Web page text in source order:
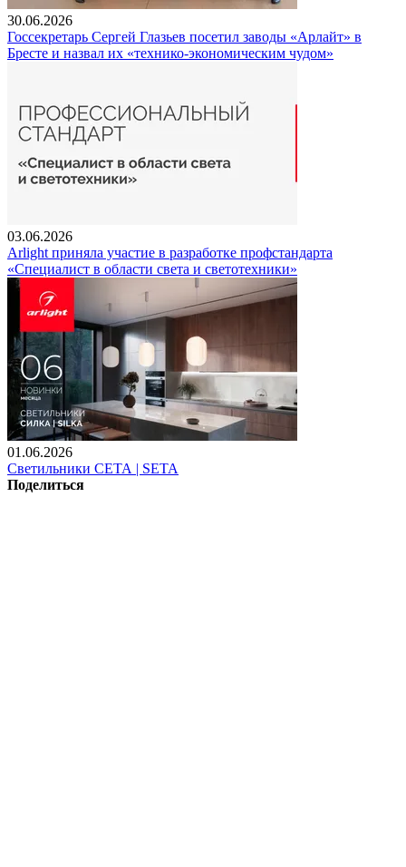
30.06.2026
Госсекретарь Сергей Глазьев посетил заводы «Арлайт» в
Бресте и назвал их «технико-экономическим чудом»
03.06.2026
Arlight приняла участие в разработке профстандарта
«Специалист в области света и светотехники»
01.06.2026
Светильники СЕТА | SETA
Поделиться